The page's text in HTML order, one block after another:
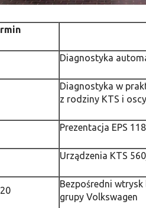
Diagnostyka
Diagnostyka w
z rodziny KTS i
Prezentacja EPS
Urządzenia KTS
Bezpośredni wtrysk
grupy Volkswagen